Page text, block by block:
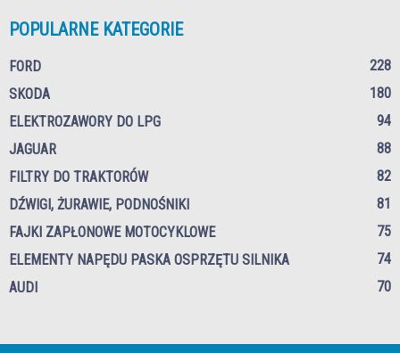
POPULARNE KATEGORIE
FORD
228
SKODA
180
ELEKTROZAWORY DO LPG
94
JAGUAR
88
FILTRY DO TRAKTORÓW
82
DŹWIGI, ŻURAWIE, PODNOŚNIKI
81
FAJKI ZAPŁONOWE MOTOCYKLOWE
75
ELEMENTY NAPĘDU PASKA OSPRZĘTU SILNIKA
74
AUDI
70